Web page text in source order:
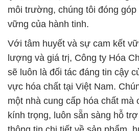
môi trường, chúng tôi đóng
vững của hành tinh.
Với tâm huyết và sự cam kết
lượng và giá trị, Công ty Hóa
sẽ luôn là đối tác đáng tin cậy
vực hóa chất tại Việt Nam.
một nhà cung cấp hóa chất mà
kính trọng, luôn sẵn sàng hỗ